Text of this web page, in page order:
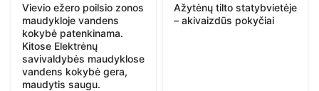
Vievio ežero poilsio zonos
maudykloje vandens
kokybė patenkinama.
Kitose Elektrėnų
savivaldybės maudyklose
vandens kokybė gera,
maudytis saugu.
Ažytėnų tilto statybvietėje
– akivaizdūs pokyčiai